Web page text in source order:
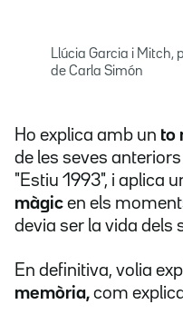
Llúcia Garcia i Mitch,
de Carla Simón
Ho explica amb un to
de les seves anteriors
"Estiu 1993", i aplica
màgic en els
devia ser la vida dels
En definitiva, volia
memòria, com